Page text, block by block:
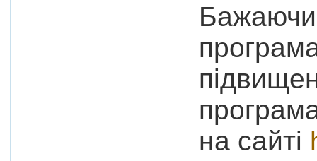
на сайті